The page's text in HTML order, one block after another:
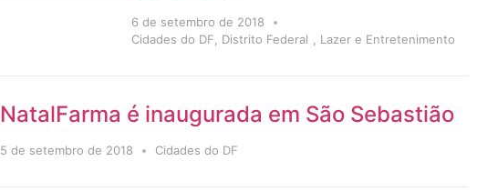
6 de setembro de 2018
Cidades do DF
Distrito Federal Lazer e Entretenimento
NatalFarma é inaugurada em São Sebastião
5 de setembro de 2018 Cidades do DF